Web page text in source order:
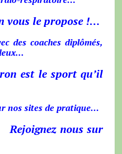
le propose !…
des coaches diplômés,
le sport qu’il
nos sites de pratique…
nous sur